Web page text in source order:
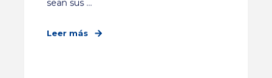
sean sus ...
Leer más